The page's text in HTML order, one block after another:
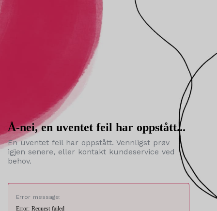
Å-nei, en uventet feil har oppstått...
En uventet feil har oppstått. Vennligst prøv
igjen senere, eller kontakt kundeservice ved
behov.
Error message:
Error: Request failed